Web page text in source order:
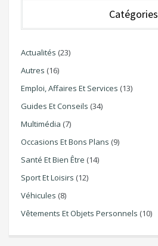
Catégories
Actualités (23)
Autres (16)
Emploi, Affaires Et Services (13)
Guides Et Conseils (34)
Multimédia (7)
Occasions Et Bons Plans (9)
Santé Et Bien Être (14)
Sport Et Loisirs (12)
Véhicules (8)
Vêtements Et Objets Personnels (10)